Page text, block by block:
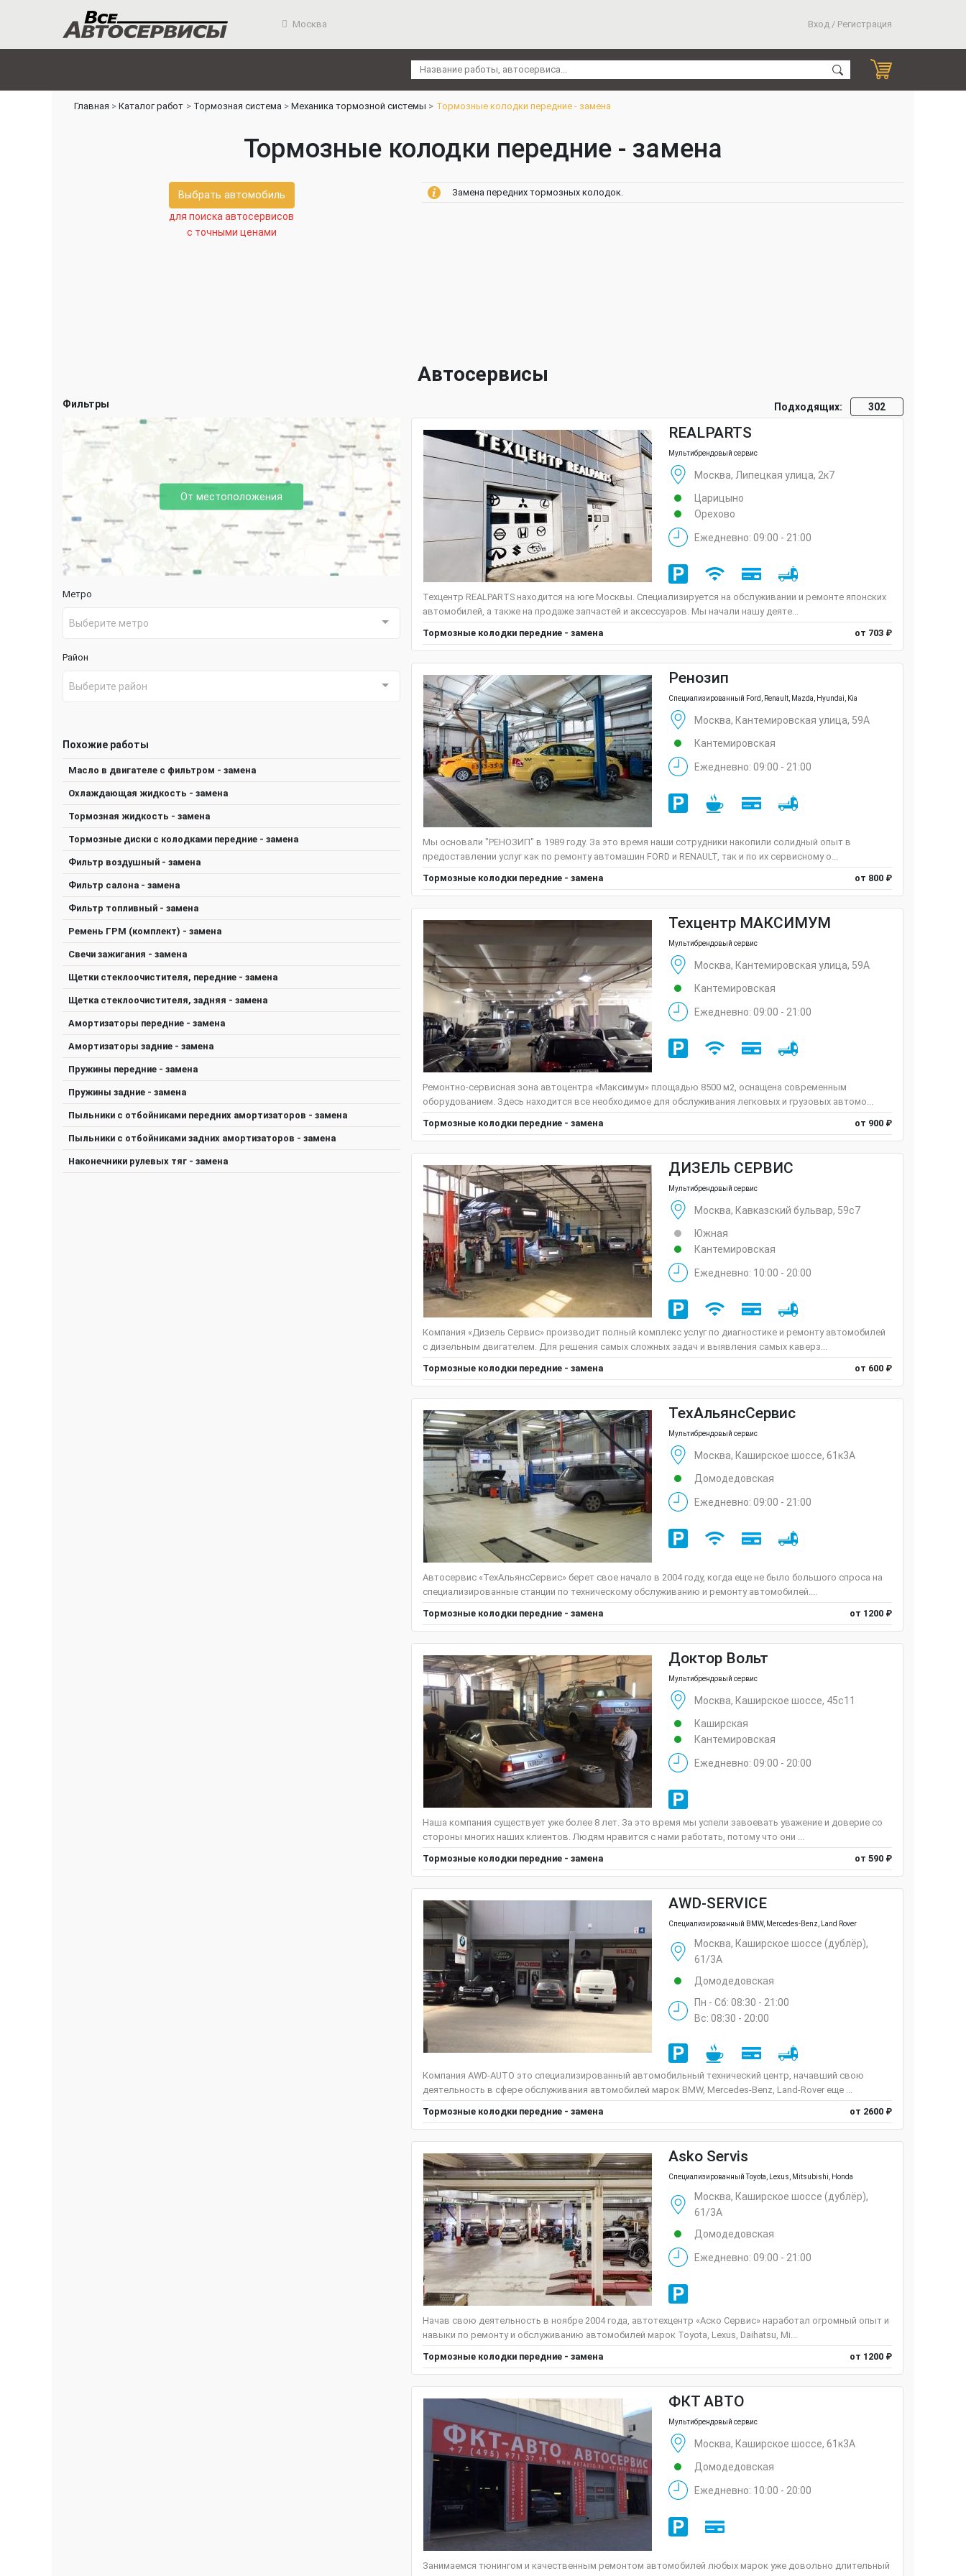
Москва Вход / Регистрация
Главная Каталог работ Тормозная система Механика тормозной системы Тормозные колодки передние - замена
Тормозные колодки передние - замена
Выбрать автомобиль
для поиска автосервисов
с точными ценами
Замена передних тормозных колодок.
Автосервисы
Фильтры
От местоположения
Метро
Выберите метро
Район
Выберите район
Похожие работы
Масло в двигателе с фильтром - замена
Охлаждающая жидкость - замена
Тормозная жидкость - замена
Тормозные диски с колодками передние - замена
Фильтр воздушный - замена
Фильтр салона - замена
Фильтр топливный - замена
Ремень ГРМ (комплект) - замена
Свечи зажигания - замена
Щeтки стеклоочистителя, передние - замена
Щетка стеклоочистителя, задняя - замена
Амортизаторы передние - замена
Амортизаторы задние - замена
Пружины передние - замена
Пружины задние - замена
Пыльники с отбойниками передних амортизаторов - замена
Пыльники с отбойниками задних амортизаторов - замена
Наконечники рулевых тяг - замена
Подходящих: 302
REALPARTS
Мультибрендовый сервис
Москва, Липецкая улица, 2к7
Царицыно
Орехово
Ежедневно: 09:00 - 21:00
Техцентр REALPARTS находится на юге Москвы. Специализируется на обслуживании и ремонте японских
автомобилей, а также на продаже запчастей и аксессуаров. Мы начали нашу деяте...
Тормозные колодки передние - замена
от 703 ₽
Ренозип
Специализированный Ford, Renault, Mazda, Hyundai, Kia
Москва, Кантемировская улица, 59А
Кантемировская
Ежедневно: 09:00 - 21:00
Мы основали "РЕНОЗИП" в 1989 году. За это время наши сотрудники накопили солидный опыт в
предоставлении услуг как по ремонту автомашин FORD и RENAULT, так и по их сервисному о...
Тормозные колодки передние - замена
от 800 ₽
Техцентр МАКСИМУМ
Мультибрендовый сервис
Москва, Кантемировская улица, 59А
Кантемировская
Ежедневно: 09:00 - 21:00
Ремонтно-сервисная зона автоцентра «Максимум» площадью 8500 м2, оснащена современным
оборудованием. Здесь находится все необходимое для обслуживания легковых и грузовых автомо...
Тормозные колодки передние - замена
от 900 ₽
ДИЗЕЛЬ СЕРВИС
Мультибрендовый сервис
Москва, Кавказский бульвар, 59с7
Южная
Кантемировская
Ежедневно: 10:00 - 20:00
Компания «Дизель Сервис» производит полный комплекс услуг по диагностике и ремонту автомобилей
с дизельным двигателем. Для решения самых сложных задач и выявления самых каверз...
Тормозные колодки передние - замена
от 600 ₽
ТехАльянсСервис
Мультибрендовый сервис
Москва, Каширское шоссе, 61к3А
Домодедовская
Ежедневно: 09:00 - 21:00
Автосервис «ТехАльянсСервис» берет свое начало в 2004 году, когда еще не было большого спроса на
специализированные станции по техническому обслуживанию и ремонту автомобилей....
Тормозные колодки передние - замена
от 1200 ₽
Доктор Вольт
Мультибрендовый сервис
Москва, Каширское шоссе, 45с11
Каширская
Кантемировская
Ежедневно: 09:00 - 20:00
Наша компания существует уже более 8 лет. За это время мы успели завоевать уважение и доверие со
стороны многих наших клиентов. Людям нравится с нами работать, потому что они ...
Тормозные колодки передние - замена
от 590 ₽
AWD-SERVICE
Специализированный BMW, Mercedes-Benz, Land Rover
Москва, Каширское шоссе (дублёр),
61/3А
Домодедовская
Пн - Сб: 08:30 - 21:00
Вс: 08:30 - 20:00
Компания AWD-AUTO это специализированный автомобильный технический центр, начавший свою
деятельность в сфере обслуживания автомобилей марок BMW, Mercedes-Benz, Land-Rover еще ...
Тормозные колодки передние - замена
от 2600 ₽
Asko Servis
Специализированный Toyota, Lexus, Mitsubishi, Honda
Москва, Каширское шоссе (дублёр),
61/3А
Домодедовская
Ежедневно: 09:00 - 21:00
Начав свою деятельность в ноябре 2004 года, автотехцентр «Аско Сервис» наработал огромный опыт и
навыки по ремонту и обслуживанию автомобилей марок Toyota, Lexus, Daihatsu, Mi...
Тормозные колодки передние - замена
от 1200 ₽
ФКТ АВТО
Мультибрендовый сервис
Москва, Каширское шоссе, 61к3А
Домодедовская
Ежедневно: 10:00 - 20:00
Занимаемся тюнингом и качественным ремонтом автомобилей любых марок уже довольно длительный